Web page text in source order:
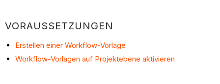
VORAUSSETZUNGEN
Erstellen einer Workflow-Vorlage
Workflow-Vorlagen auf Projektebene aktivieren